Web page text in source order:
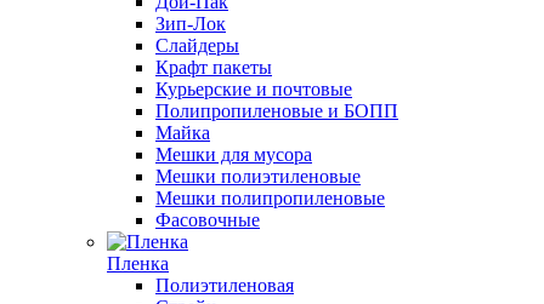
Зип-Лок
Слайдеры
Крафт пакеты
Курьерские и почтовые
Полипропиленовые и БОПП
Майка
Мешки для мусора
Мешки полиэтиленовые
Мешки полипропиленовые
Фасовочные
Пленка
Полиэтиленовая